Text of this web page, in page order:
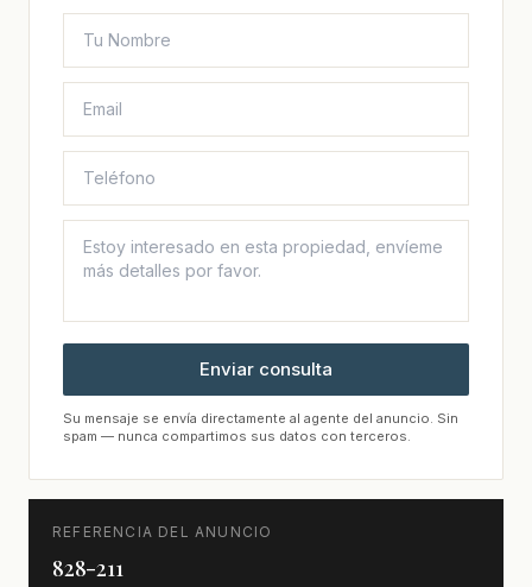
Enviar consulta
Su mensaje se envía directamente al agente del anuncio. Sin
spam — nunca compartimos sus datos con terceros.
REFERENCIA DEL ANUNCIO
828-211